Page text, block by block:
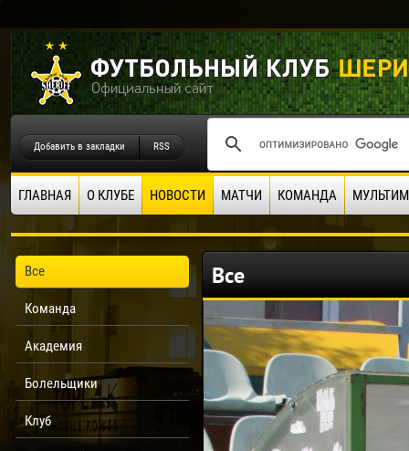
Добавить в закладки RSS
ГЛАВНАЯ О КЛУБЕ НОВОСТИ МАТЧИ КОМАНДА
Все
Команда
Академия
Болельщики
Клуб
Все